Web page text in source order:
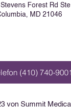
Forest Rd Ste
MD 21046
(410) 740-9001
von Summit